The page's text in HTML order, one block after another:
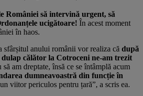
României să intervină urgent, să
ucigătoare! În acest moment
în haos.
sfârșitul anului românii vor realiza că după
dulap călător la Cotroceni ne-am trezit
să am dreptate, însă ce se întâmplă acum
dumneavoastră din funcție în
viitor periculos pentru țară”, a scris ea.